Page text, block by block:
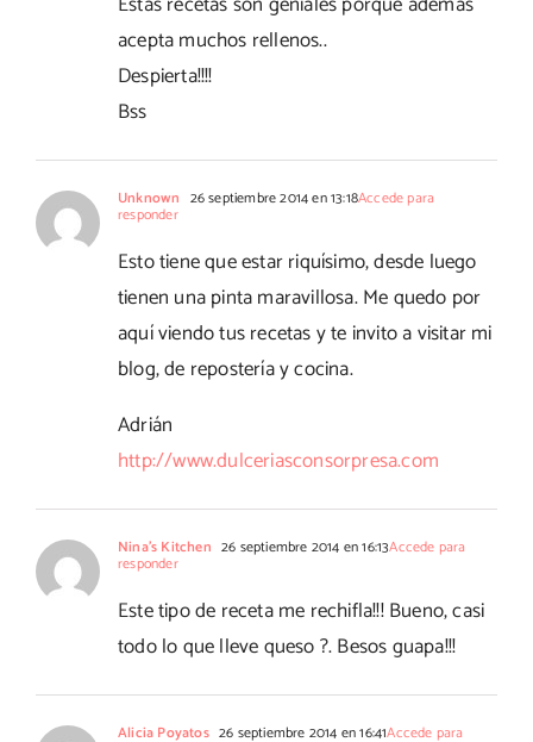
acepta muchos rellenos..
Despierta!!!!
Bss
Unknown 26 septiembre 2014 en 13:18Accede para
responder
Esto tiene que estar riquísimo, desde luego
tienen una pinta maravillosa. Me quedo por
aquí viendo tus recetas y te invito a visitar mi
blog, de repostería y cocina.
Adrián
http://www.dulceriasconsorpresa.com
Nina's Kitchen 26 septiembre 2014 en 16:13Accede para
responder
Este tipo de receta me rechifla!!! Bueno, casi
todo lo que lleve queso ?. Besos guapa!!!
Alicia Poyatos 26 septiembre 2014 en 16:41Accede para